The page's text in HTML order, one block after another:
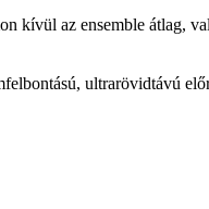
kívül az ensemble átlag,
ultrarövidtávú